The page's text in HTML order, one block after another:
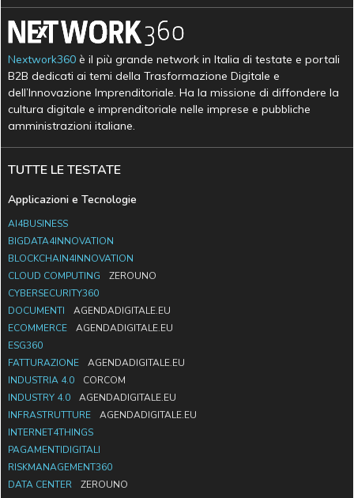
Nextwork360 è il più grande network in Italia di testate e portali
B2B dedicati ai temi della Trasformazione Digitale e
dell’Innovazione Imprenditoriale. Ha la missione di diffondere la
cultura digitale e imprenditoriale nelle imprese e pubbliche
amministrazioni italiane.
TUTTE LE TESTATE
Applicazioni e Tecnologie
AI4BUSINESS
BIGDATA4INNOVATION
BLOCKCHAIN4INNOVATION
CLOUD COMPUTING
ZEROUNO
CYBERSECURITY360
DOCUMENTI
AGENDADIGITALE.EU
ECOMMERCE
AGENDADIGITALE.EU
ESG360
FATTURAZIONE
AGENDADIGITALE.EU
INDUSTRIA 4.0
CORCOM
INDUSTRY 4.0
AGENDADIGITALE.EU
INFRASTRUTTURE
AGENDADIGITALE.EU
INTERNET4THINGS
PAGAMENTIDIGITALI
RISKMANAGEMENT360
DATA CENTER
ZEROUNO